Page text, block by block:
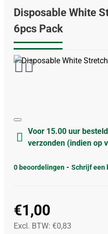
Disposable White
6pcs Pack
Voor 15.00 uur
verzonden (indien op
0 beoordelingen - Schrijf een
€1,00
Excl. BTW: €0,83